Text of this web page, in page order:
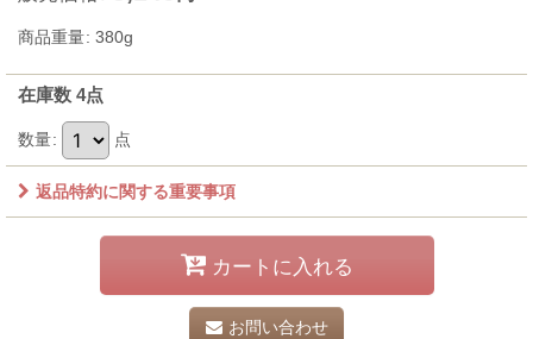
商品重量: 380g
在庫数 4点
数量: 点
返品特約に関する重要事項
カートに入れる
お問い合わせ